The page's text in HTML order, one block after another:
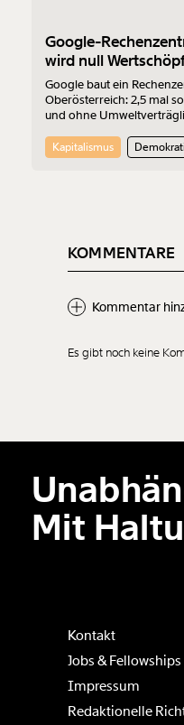
Google-
wird null
Google baut ein
Oberösterreich: 2,5 mal
und ohne
Sprecher der
Kronstorf“ Harald
Kapitalismus
KOMMENTARE
Kommentar
Der Inhalt dieses Feldes
Es gibt noch keine
Mit
Kontakt
Jobs & Fellowships
Impressum
Redaktionelle